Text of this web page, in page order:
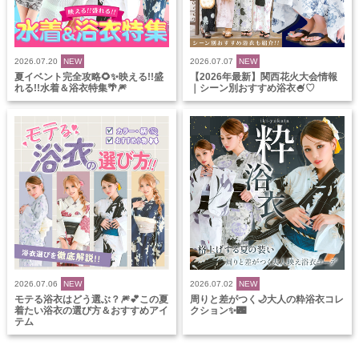
2026.07.20 NEW
夏イベント完全攻略🌻✨映える!!盛
れる!!水着＆浴衣特集🌴🎆
2026.07.07 NEW
【2026年最新】関西花火大会情報
｜シーン別おすすめ浴衣🍧♡
2026.07.06 NEW
モテる浴衣はどう選ぶ？🎆💕この夏
着たい浴衣の選び方＆おすすめアイ
テム
2026.07.02 NEW
周りと差がつく🌙大人の粋浴衣コレ
クション✨🌃